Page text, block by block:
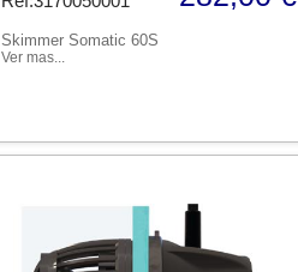
Skimmer Somatic 60S
Ver mas...